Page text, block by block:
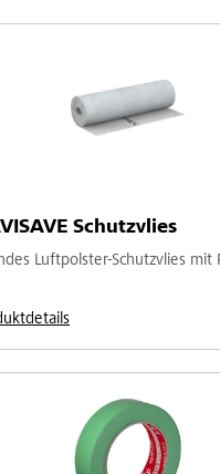
Schutzvlies
Luftpolster-Schutzvlies mit